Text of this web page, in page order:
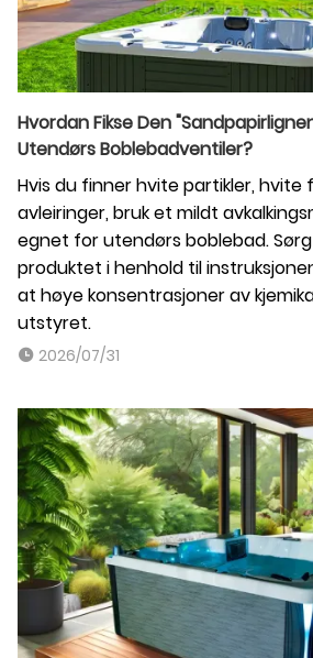
Hvordan Fikse Den
Utendørs Boblebadventiler?
Hvis du finner hvite partikler, hvite
avleiringer, bruk et mildt
egnet for utendørs boblebad.
produktet i henhold til
at høye konsentrasjoner av
utstyret.
2026/07/31